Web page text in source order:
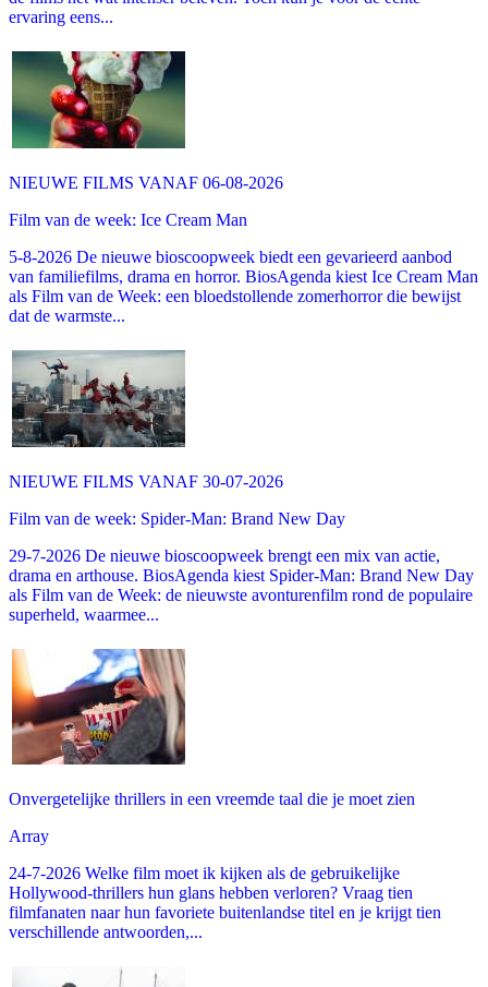
ervaring eens...
NIEUWE FILMS VANAF 06-08-2026
Film van de week: Ice Cream Man
5-8-2026 De nieuwe bioscoopweek biedt een gevarieerd aanbod
van familiefilms, drama en horror. BiosAgenda kiest Ice Cream Man
als Film van de Week: een bloedstollende zomerhorror die bewijst
dat de warmste...
NIEUWE FILMS VANAF 30-07-2026
Film van de week: Spider-Man: Brand New Day
29-7-2026 De nieuwe bioscoopweek brengt een mix van actie,
drama en arthouse. BiosAgenda kiest Spider-Man: Brand New Day
als Film van de Week: de nieuwste avonturenfilm rond de populaire
superheld, waarmee...
Onvergetelijke thrillers in een vreemde taal die je moet zien
Array
24-7-2026 Welke film moet ik kijken als de gebruikelijke
Hollywood-thrillers hun glans hebben verloren? Vraag tien
filmfanaten naar hun favoriete buitenlandse titel en je krijgt tien
verschillende antwoorden,...